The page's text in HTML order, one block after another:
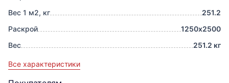
Вес 1 м2, кг
251.2
Раскрой
1250х2500
Вес
251.2 кг
Все характеристики